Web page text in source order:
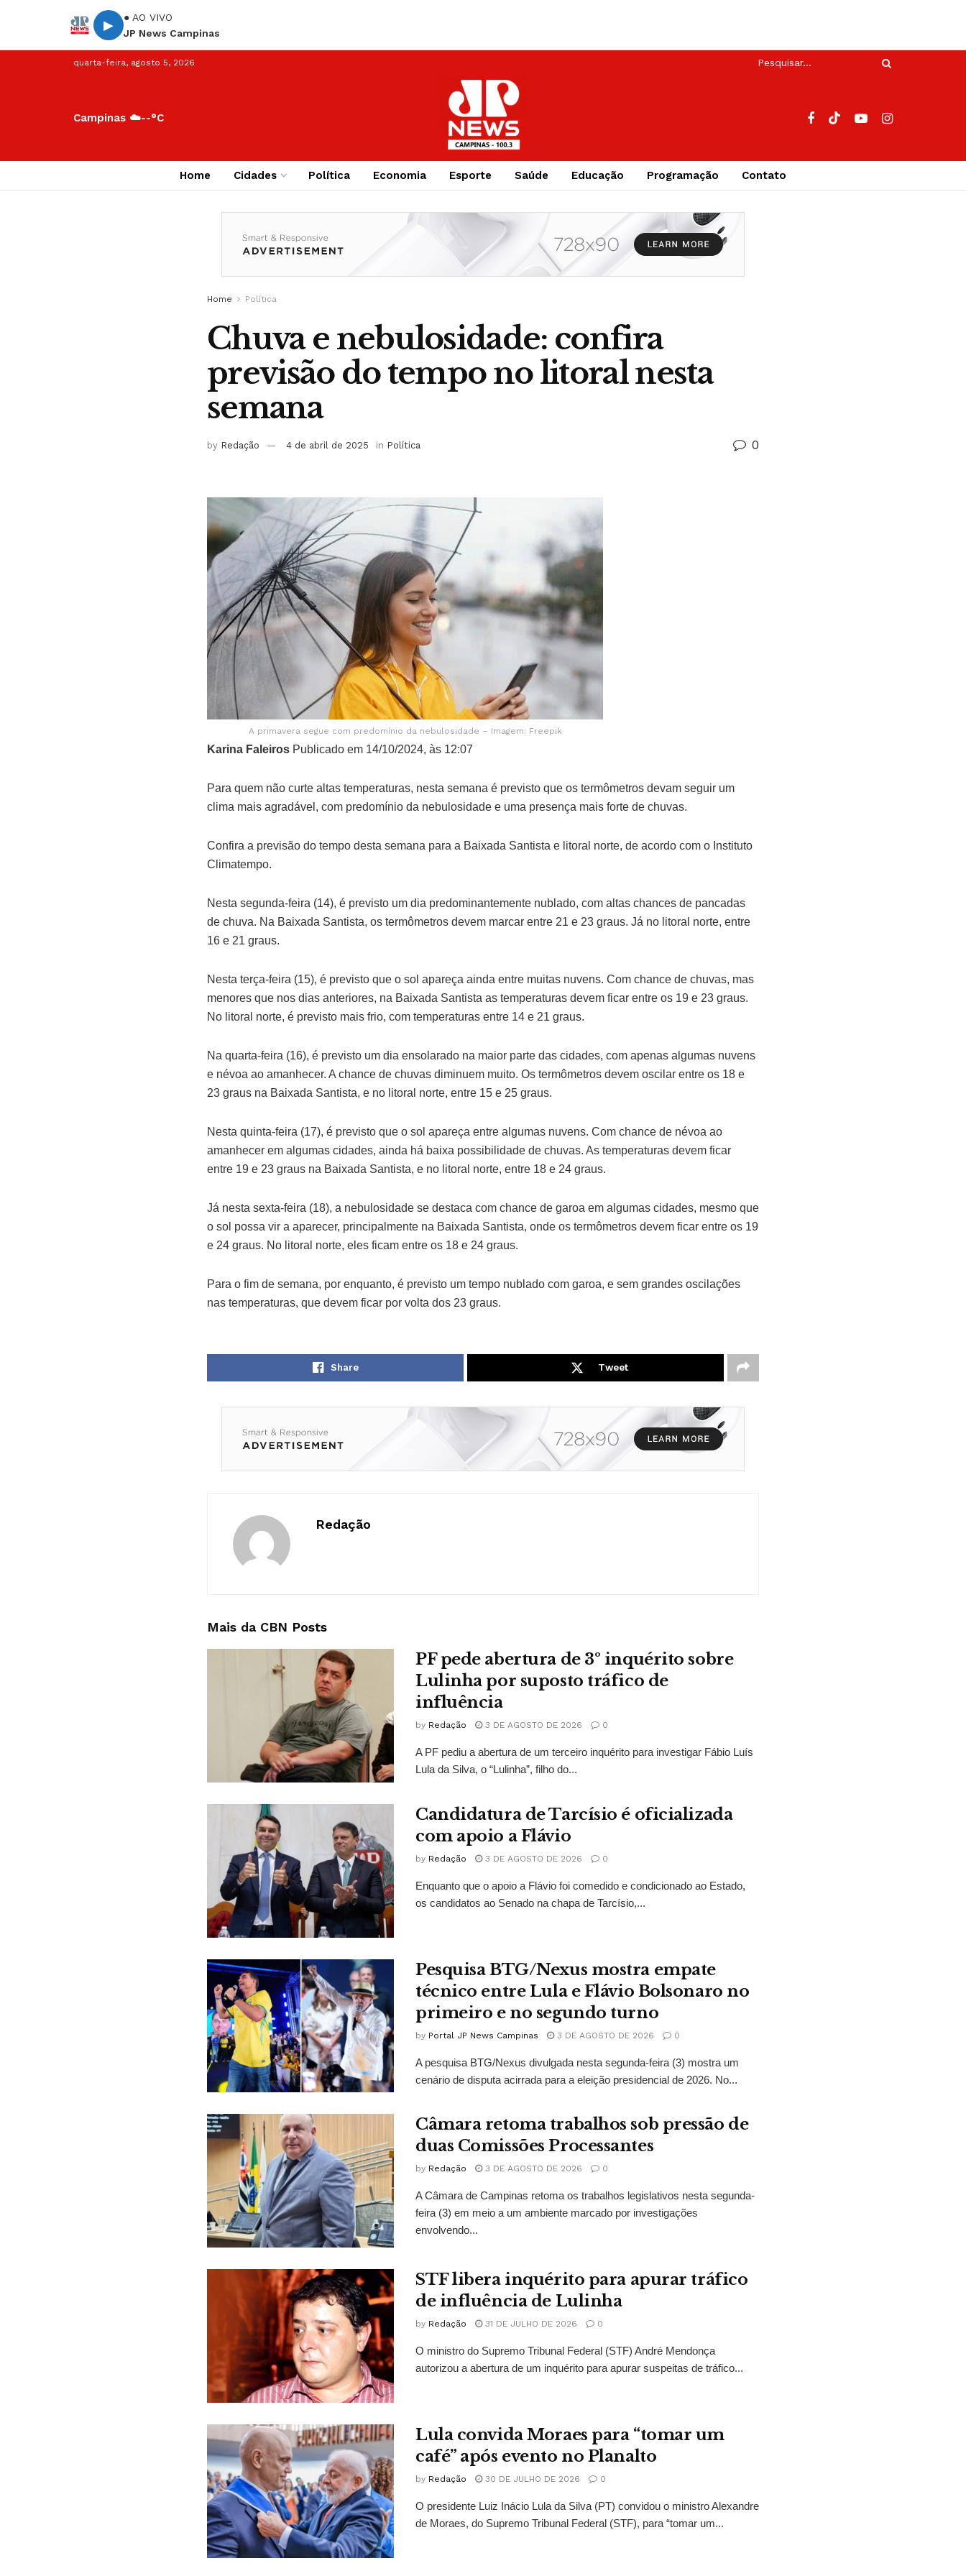
▶
● AO VIVO
JP News Campinas
quarta-feira, agosto 5, 2026
Campinas ☁️--°C
Home Cidades Política Economia Esporte Saúde Educação Programação Contato
Home Política
Chuva e nebulosidade: confira
previsão do tempo no litoral nesta
semana
by Redação 4 de abril de 2025 in Política 0
A primavera segue com predomínio da nebulosidade – Imagem: Freepik
Karina Faleiros Publicado em 14/10/2024, às 12:07
Para quem não curte altas temperaturas, nesta semana é previsto que os termômetros devam seguir um
clima mais agradável, com predomínio da nebulosidade e uma presença mais forte de chuvas.
Confira a previsão do tempo desta semana para a Baixada Santista e litoral norte, de acordo com o Instituto
Climatempo.
Nesta segunda-feira (14), é previsto um dia predominantemente nublado, com altas chances de pancadas
de chuva. Na Baixada Santista, os termômetros devem marcar entre 21 e 23 graus. Já no litoral norte, entre
16 e 21 graus.
Nesta terça-feira (15), é previsto que o sol apareça ainda entre muitas nuvens. Com chance de chuvas, mas
menores que nos dias anteriores, na Baixada Santista as temperaturas devem ficar entre os 19 e 23 graus.
No litoral norte, é previsto mais frio, com temperaturas entre 14 e 21 graus.
Na quarta-feira (16), é previsto um dia ensolarado na maior parte das cidades, com apenas algumas nuvens
e névoa ao amanhecer. A chance de chuvas diminuem muito. Os termômetros devem oscilar entre os 18 e
23 graus na Baixada Santista, e no litoral norte, entre 15 e 25 graus.
Nesta quinta-feira (17), é previsto que o sol apareça entre algumas nuvens. Com chance de névoa ao
amanhecer em algumas cidades, ainda há baixa possibilidade de chuvas. As temperaturas devem ficar
entre 19 e 23 graus na Baixada Santista, e no litoral norte, entre 18 e 24 graus.
Já nesta sexta-feira (18), a nebulosidade se destaca com chance de garoa em algumas cidades, mesmo que
o sol possa vir a aparecer, principalmente na Baixada Santista, onde os termômetros devem ficar entre os 19
e 24 graus. No litoral norte, eles ficam entre os 18 e 24 graus.
Para o fim de semana, por enquanto, é previsto um tempo nublado com garoa, e sem grandes oscilações
nas temperaturas, que devem ficar por volta dos 23 graus.
Share Tweet
Redação
Mais da CBN Posts
PF pede abertura de 3º inquérito sobre
Lulinha por suposto tráfico de
influência
by Redação 3 DE AGOSTO DE 2026 0
A PF pediu a abertura de um terceiro inquérito para investigar Fábio Luís
Lula da Silva, o “Lulinha”, filho do...
Candidatura de Tarcísio é oficializada
com apoio a Flávio
by Redação 3 DE AGOSTO DE 2026 0
Enquanto que o apoio a Flávio foi comedido e condicionado ao Estado,
os candidatos ao Senado na chapa de Tarcísio,...
Pesquisa BTG/Nexus mostra empate
técnico entre Lula e Flávio Bolsonaro no
primeiro e no segundo turno
by Portal JP News Campinas 3 DE AGOSTO DE 2026 0
A pesquisa BTG/Nexus divulgada nesta segunda-feira (3) mostra um
cenário de disputa acirrada para a eleição presidencial de 2026. No...
Câmara retoma trabalhos sob pressão de
duas Comissões Processantes
by Redação 3 DE AGOSTO DE 2026 0
A Câmara de Campinas retoma os trabalhos legislativos nesta segunda-
feira (3) em meio a um ambiente marcado por investigações
envolvendo...
STF libera inquérito para apurar tráfico
de influência de Lulinha
by Redação 31 DE JULHO DE 2026 0
O ministro do Supremo Tribunal Federal (STF) André Mendonça
autorizou a abertura de um inquérito para apurar suspeitas de tráfico...
Lula convida Moraes para “tomar um
café” após evento no Planalto
by Redação 30 DE JULHO DE 2026 0
O presidente Luiz Inácio Lula da Silva (PT) convidou o ministro Alexandre
de Moraes, do Supremo Tribunal Federal (STF), para “tomar um...